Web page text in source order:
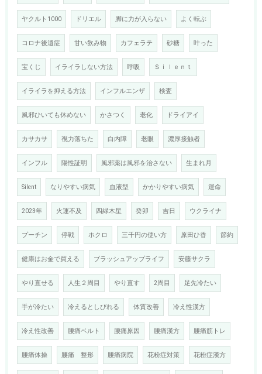
ヤクルト1000 ドリエル 脚に力が入らない よく転ぶ
コロナ後遺症 甘い飲み物 カフェラテ 砂糖 叶った
宝くじ イライラしない方法 呼吸 Ｓｉｌｅｎｔ
イライラを抑える方法 インフルエンザ 検査
風邪ひいても休めない かさつく 老化 ドライアイ
カサカサ 視力落ちた 白内障 老眼 濃厚接触者
インフル 陽性証明 風邪薬は風邪を治さない 生まれ月
Silent なりやすい病気 血液型 かかりやすい病気 運命
2023年 火運不及 四緑木星 癸卯 吉日 ウクライナ
プーチン 停戦 ホクロ 三千円の使い方 原田ひ香 節約
健康はお金で買える ブラッシュアップライフ 安藤サクラ
やり直せる 人生２周目 やり直す 2周目 足先冷たい
手が冷たい 冷えるとしびれる 体質改善 冷え性漢方
冷え性改善 腰痛ベルト 腰痛原因 腰痛漢方 腰痛筋トレ
腰痛体操 腰痛 整形 腰痛病院 花粉症対策 花粉症漢方